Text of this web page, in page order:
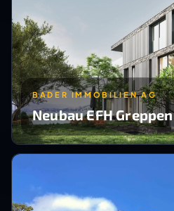
BADER IMMOBILIEN AG
Neubau EFH Greppen